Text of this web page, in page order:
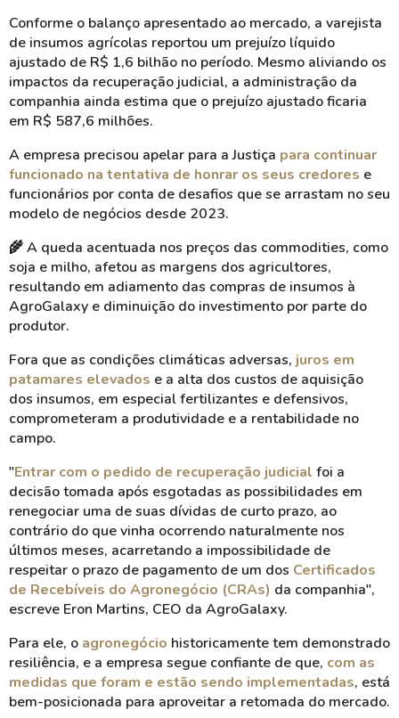
Conforme o balanço apresentado ao mercado, a varejista
de insumos agrícolas reportou um prejuízo líquido
ajustado de R$ 1,6 bilhão no período. Mesmo aliviando os
impactos da recuperação judicial, a administração da
companhia ainda estima que o prejuízo ajustado ficaria
em R$ 587,6 milhões.
A empresa precisou apelar para a Justiça para continuar
funcionado na tentativa de honrar os seus credores e
funcionários por conta de desafios que se arrastam no seu
modelo de negócios desde 2023.
🌾A queda acentuada nos preços das commodities, como
soja e milho, afetou as margens dos agricultores,
resultando em adiamento das compras de insumos à
AgroGalaxy e diminuição do investimento por parte do
produtor.
Fora que as condições climáticas adversas, juros em
patamares elevados e a alta dos custos de aquisição
dos insumos, em especial fertilizantes e defensivos,
comprometeram a produtividade e a rentabilidade no
campo.
"Entrar com o pedido de recuperação judicial foi a
decisão tomada após esgotadas as possibilidades em
renegociar uma de suas dívidas de curto prazo, ao
contrário do que vinha ocorrendo naturalmente nos
últimos meses, acarretando a impossibilidade de
respeitar o prazo de pagamento de um dos Certificados
de Recebíveis do Agronegócio (CRAs) da companhia",
escreve Eron Martins, CEO da AgroGalaxy.
Para ele, o agronegócio historicamente tem demonstrado
resiliência, e a empresa segue confiante de que, com as
medidas que foram e estão sendo implementadas, está
bem-posicionada para aproveitar a retomada do mercado.